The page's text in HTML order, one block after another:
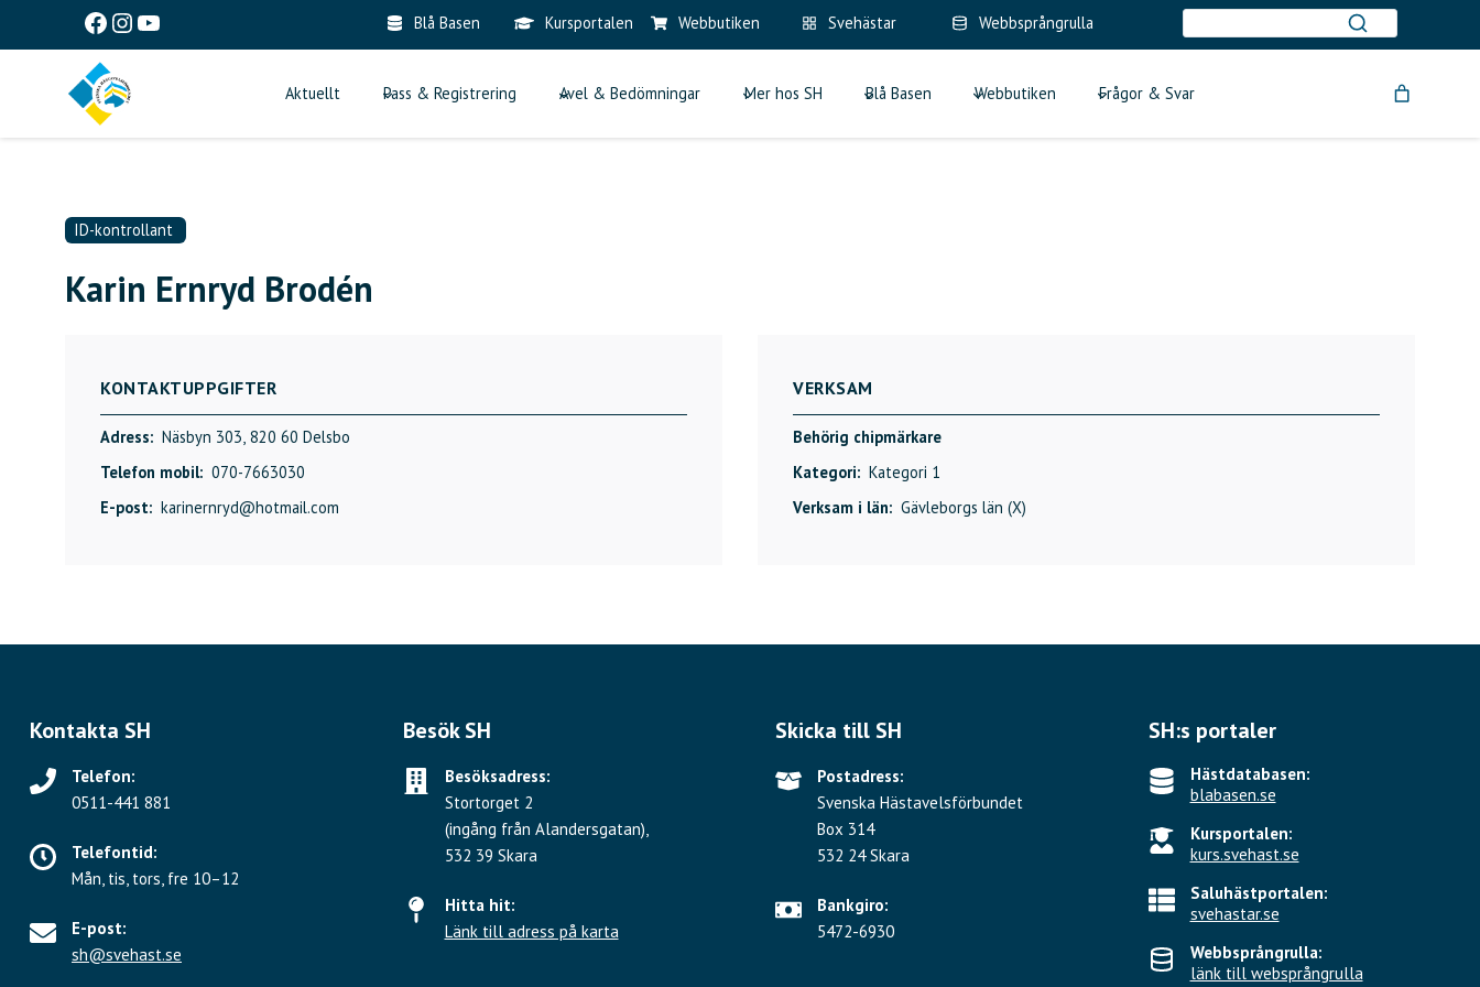
Facebook
Instagram
YouTube Blå Basen Kursportalen Webbutiken Svehästar Webbsprångrulla
Aktuellt Pass & Registrering Avel & Bedömningar Mer hos SH Blå Basen Webbutiken Frågor & Svar
ID-kontrollant
Karin Ernryd Brodén
KONTAKTUPPGIFTER
Adress: Näsbyn 303, 820 60 Delsbo
Telefon mobil: 070-7663030
E-post: karinernryd@hotmail.com
VERKSAM
Behörig chipmärkare
Kategori: Kategori 1
Verksam i län: Gävleborgs län (X)
Kontakta SH
Telefon:
0511-441 881
Telefontid:
Mån, tis, tors, fre 10–12
E-post:
sh@svehast.se
Besök SH
Besöksadress:
Stortorget 2
(ingång från Alandersgatan),
532 39 Skara
Hitta hit:
Länk till adress på karta
Skicka till SH
Postadress:
Svenska Hästavelsförbundet
Box 314
532 24 Skara
Bankgiro:
5472-6930
SH:s portaler
Hästdatabasen:
blabasen.se
Kursportalen:
kurs.svehast.se
Saluhästportalen:
svehastar.se
Webbsprångrulla:
länk till websprångrulla